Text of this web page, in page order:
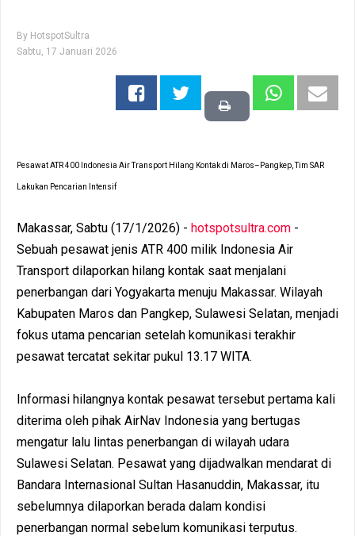
By HotspotSultra
Sabtu, 17 Januari 2026
Pesawat ATR 400 Indonesia Air Transport Hilang Kontak di Maros–Pangkep, Tim SAR
Lakukan Pencarian Intensif
Makassar, Sabtu (17/1/2026) - hotspotsultra.com -
Sebuah pesawat jenis ATR 400 milik Indonesia Air
Transport dilaporkan hilang kontak saat menjalani
penerbangan dari Yogyakarta menuju Makassar. Wilayah
Kabupaten Maros dan Pangkep, Sulawesi Selatan, menjadi
fokus utama pencarian setelah komunikasi terakhir
pesawat tercatat sekitar pukul 13.17 WITA.
Informasi hilangnya kontak pesawat tersebut pertama kali
diterima oleh pihak AirNav Indonesia yang bertugas
mengatur lalu lintas penerbangan di wilayah udara
Sulawesi Selatan. Pesawat yang dijadwalkan mendarat di
Bandara Internasional Sultan Hasanuddin, Makassar, itu
sebelumnya dilaporkan berada dalam kondisi
penerbangan normal sebelum komunikasi terputus.